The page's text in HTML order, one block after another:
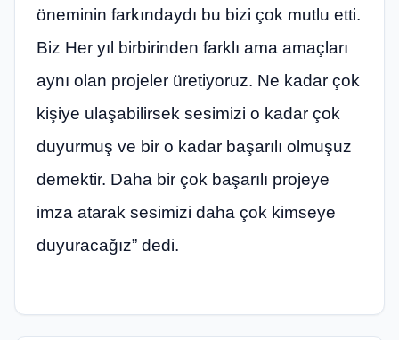
öneminin farkındaydı bu bizi çok mutlu etti.
Biz Her yıl birbirinden farklı ama amaçları
aynı olan projeler üretiyoruz. Ne kadar çok
kişiye ulaşabilirsek sesimizi o kadar çok
duyurmuş ve bir o kadar başarılı olmuşuz
demektir. Daha bir çok başarılı projeye
imza atarak sesimizi daha çok kimseye
duyuracağız” dedi.